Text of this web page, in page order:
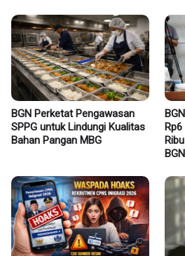
BGN Perketat Pengawasan
SPPG untuk Lindungi Kualitas
Bahan Pangan MBG
BGN